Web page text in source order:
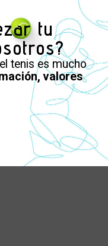
tu
tenis es mucho
valores